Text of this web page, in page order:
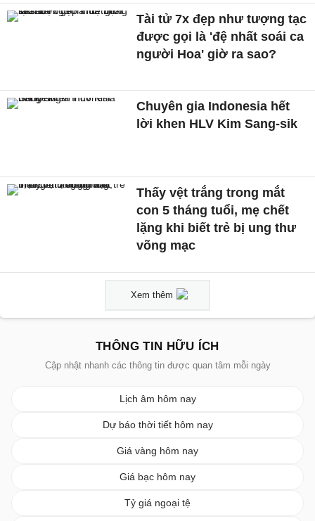
Tài tử 7x đẹp như tượng tạc
được gọi là 'đệ nhất soái ca
người Hoa' giờ ra sao?
Chuyên gia Indonesia hết
lời khen HLV Kim Sang-sik
Thấy vệt trắng trong mắt
con 5 tháng tuổi, mẹ chết
lặng khi biết trẻ bị ung thư
võng mạc
Xem thêm
THÔNG TIN HỮU ÍCH
Cập nhật nhanh các thông tin được quan tâm mỗi ngày
Lịch âm hôm nay
Dự báo thời tiết hôm nay
Giá vàng hôm nay
Giá bạc hôm nay
Tỷ giá ngoại tệ